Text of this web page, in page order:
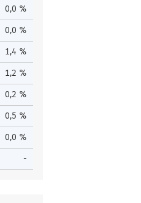
0,0 %
0,0 %
1,4 %
1,2 %
0,2 %
0,5 %
0,0 %
-